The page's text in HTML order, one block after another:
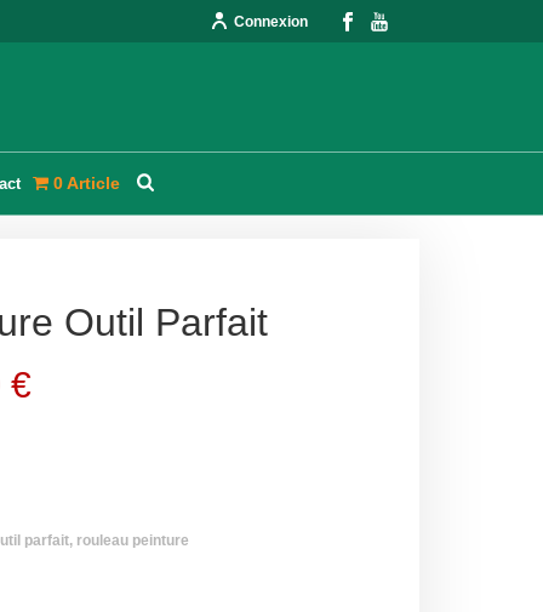
Connexion
0 Article
Outil Parfait
€
parfait, rouleau peinture